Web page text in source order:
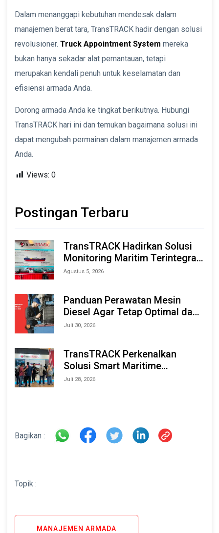
Dalam menanggapi kebutuhan mendesak dalam
manajemen berat tara, TransTRACK hadir dengan solusi
revolusioner. Truck Appointment System mereka
bukan hanya sekadar alat pemantauan, tetapi
merupakan kendali penuh untuk keselamatan dan
efisiensi armada Anda.
Dorong armada Anda ke tingkat berikutnya. Hubungi
TransTRACK hari ini dan temukan bagaimana solusi ini
dapat mengubah permainan dalam manajemen armada
Anda.
Views: 0
Postingan Terbaru
TransTRACK Hadirkan Solusi
Monitoring Maritim Terintegrasi
Berbasis AI & IoT di Indonesia
Agustus 5, 2026
Panduan Perawatan Mesin
Diesel Agar Tetap Optimal dan
Tahan Lama
Juli 30, 2026
TransTRACK Perkenalkan
Solusi Smart Maritime
Monitoring Berbasis AI dan IoT
Juli 28, 2026
Bagikan :
Topik :
MANAJEMEN ARMADA